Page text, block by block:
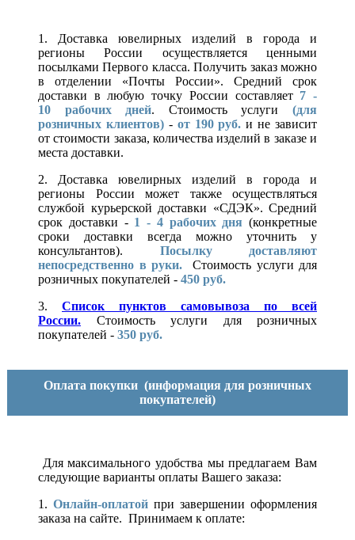
1. Доставка ювелирных изделий в города и
регионы России осуществляется ценными
посылками Первого класса. Получить заказ можно
в отделении «Почты России». Средний срок
доставки в любую точку России составляет 7 -
10 рабочих дней. Стоимость услуги(для
розничных клиентов)- от 190 руб. и не зависит
от стоимости заказа, количества изделий в заказе и
места доставки.
2. Доставка ювелирных изделий в города и
регионы России может также осуществляться
службой курьерской доставки «СДЭК». Средний
срок доставки - 1 - 4 рабочих дня (конкретные
сроки доставки всегда можно уточнить у
консультантов). Посылку доставляют
непосредственно в руки.
Стоимость услуги для
розничных покупателей - 450 руб.
3. Список пунктов самовывоза по всей
России.
Стоимость услуги для розничных
покупателей - 350 руб.
Оплата покупки (информация для розничных
покупателей)
Для максимального удобства мы предлагаем Вам
следующие варианты оплаты Вашего заказа:
1. Онлайн-оплатой при завершении оформления
заказа на сайте. Принимаем к оплате: